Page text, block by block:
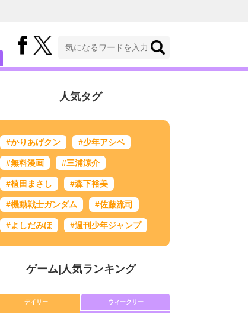
人気タグ
#かりあげクン #少年アシベ
#無料漫画 #三浦涼介
#植田まさし #森下裕美
#機動戦士ガンダム #佐藤流司
#よしだみほ #週刊少年ジャンプ
ゲーム| 人気ランキング
デイリー ウィークリー